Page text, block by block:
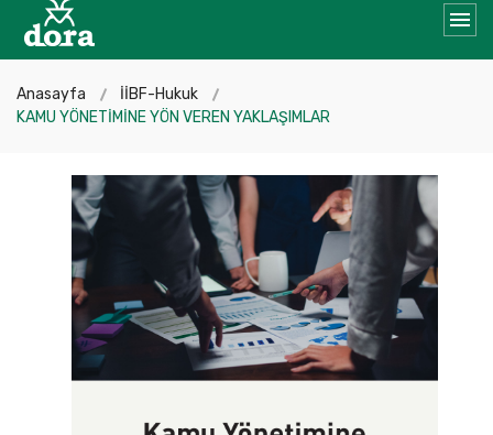
Anasayfa
İİBF-Hukuk
KAMU YÖNETİMİNE YÖN VEREN YAKLAŞIMLAR